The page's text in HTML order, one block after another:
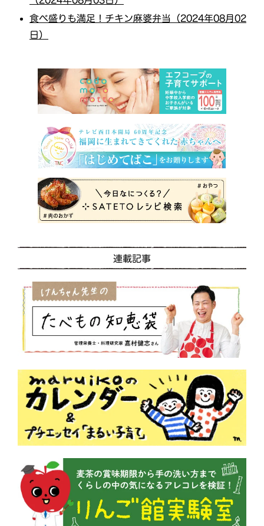
食べ盛りも満足！チキン麻婆弁当（2024年08月02
日）
連載記事